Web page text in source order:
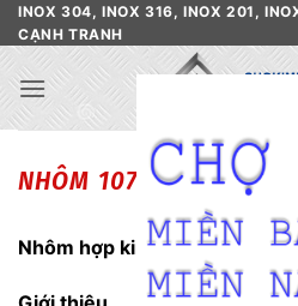
Skip
to
content
INOX 304, INOX 316, INOX 201,
CẠNH TRANH
NHÔM 1070
Nhôm hợp kim 1070(UNS